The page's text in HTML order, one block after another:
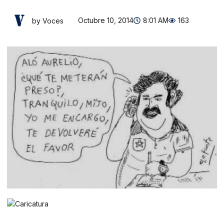
by Voces Octubre 10, 2014 8:01 AM 163